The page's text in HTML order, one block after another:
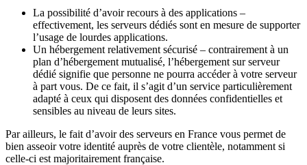
La possibilité d’avoir recours à des applications –
effectivement, les serveurs dédiés sont en mesure de supporter
l’usage de lourdes applications.
Un hébergement relativement sécurisé – contrairement à un
plan d’hébergement mutualisé, l’hébergement sur serveur
dédié signifie que personne ne pourra accéder à votre serveur
à part vous. De ce fait, il s’agit d’un service particulièrement
adapté à ceux qui disposent des données confidentielles et
sensibles au niveau de leurs sites.
Par ailleurs, le fait d’avoir des serveurs en France vous permet de
bien asseoir votre identité auprès de votre clientèle, notamment si
celle-ci est majoritairement française.